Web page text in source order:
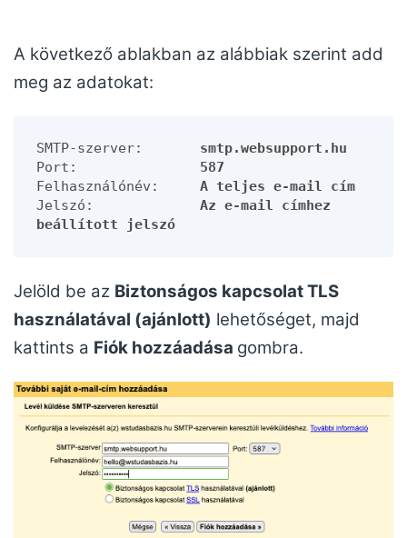
A következő ablakban az alábbiak szerint add
meg az adatokat:
SMTP-szerver: smtp.websupport.hu
Port: 587
Felhasználónév: A teljes e-mail cím
Jelszó: Az e-mail címhez
beállított jelszó
Jelöld be az Biztonságos kapcsolat TLS
használatával (ajánlott) lehetőséget, majd
kattints a Fiók hozzáadása gombra.